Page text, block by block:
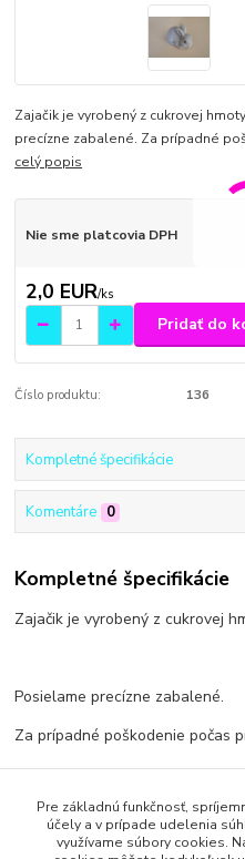
Zajačik je vyrobený z cukrovej
precízne zabalené. Za prípadné
celý popis
Nie sme platcovia DPH
2,0 EUR/ks
Pridať do
Číslo produktu: 136
Kompletné špecifikácie
Komentáre 0
Kompletné špecifikácie
Zajačik je vyrobený z cukrovej
Posielame precízne zabalené.
Za prípadné poškodenie počas
Tovar zaradený v
Pre základnú funkčnosť,
účely a v prípade udelenia
využívame súbory cookies.